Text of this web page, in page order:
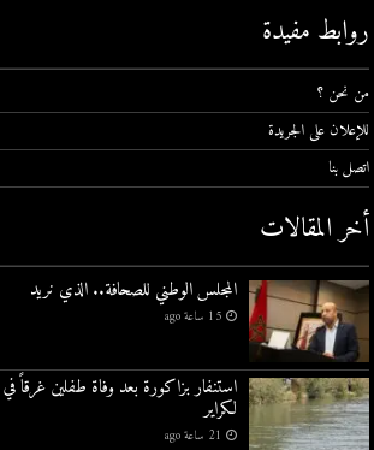
روابط مفيدة
من نحن ؟
للإعلان على الجريدة
اتصل بنا
أخر المقالات
المجلس الوطني للصحافة.. الذي نريد
15 ساعة ago
استنفار بزاكورة بعد وفاة طفلين غرقاً
لكراير
21 ساعة ago